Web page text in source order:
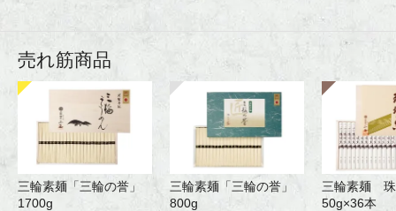
売れ筋商品
三輪素麺「三輪の誉」
1700g
三輪素麺「三輪の誉」
800g
三輪素麺 珠
50g×36本